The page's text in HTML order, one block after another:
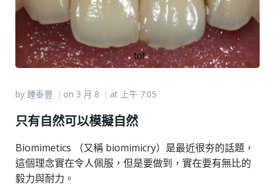
by 鍾泰豐 | on 3 月 8 | at 上午 7:05
只有自然可以模擬自然
Biomimetics （又稱 biomimicry）是最近很夯的話題，
這個理念實在令人佩服，但是要做到，實在要有無比的
毅力與耐力。